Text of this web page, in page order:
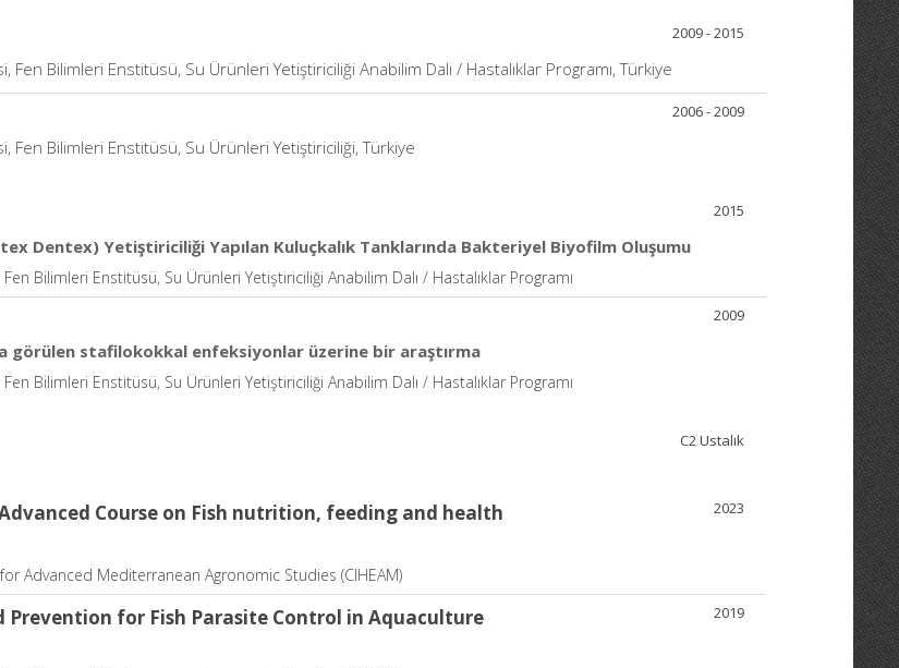
2009 - 2015
Fen Bilimleri Enstitüsü, Su Ürünleri Yetiştiriciliği Anabilim Dalı / Hastalıklar Programı, Türkiye
2006 - 2009
Fen Bilimleri Enstitüsü, Su Ürünleri Yetiştiriciliği, Türkiye
2015
Dentex) Yetiştiriciliği Yapılan Kuluçkalık Tanklarında Bakteriyel Biyofilm Oluşumu
Bilimleri Enstitüsü, Su Ürünleri Yetiştiriciliği Anabilim Dalı / Hastalıklar Programı
2009
görülen stafilokokkal enfeksiyonlar üzerine bir araştırma
Bilimleri Enstitüsü, Su Ürünleri Yetiştiriciliği Anabilim Dalı / Hastalıklar Programı
C2 Ustalık
2023
Course on Fish nutrition, feeding and health
Advanced Mediterranean Agronomic Studies (CIHEAM)
2019
Prevention for Fish Parasite Control in Aquaculture